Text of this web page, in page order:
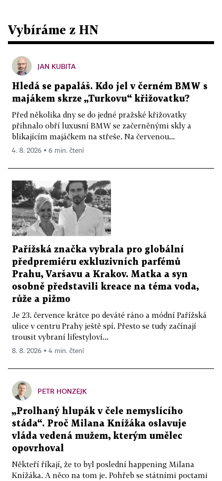
Vybíráme z HN
JAN KUBITA
Hledá se papaláš. Kdo jel v černém BMW s
majákem skrze „Turkovu“ křižovatku?
Před několika dny se do jedné pražské křižovatky
přihnalo obří luxusní BMW se začerněnými skly a
blikajícím majáčkem na střeše. Na červenou...
4. 8. 2026 ▪ 6 min. čtení
Pařížská značka vybrala pro globální
předpremiéru exkluzivních parfémů
Prahu, Varšavu a Krakov. Matka a syn
osobně představili kreace na téma voda,
růže a pižmo
Je 23. července krátce po deváté ráno a módní Pařížská
ulice v centru Prahy ještě spí. Přesto se tudy začínají
trousit vybraní lifestyloví...
8. 8. 2026 ▪ 4 min. čtení
PETR HONZEJK
„Prolhaný hlupák v čele nemyslícího
stáda“. Proč Milana Knížáka oslavuje
vláda vedená mužem, kterým umělec
opovrhoval
Někteří říkají, že to byl poslední happening Milana
Knížáka. A něco na tom je. Pohřeb se státními poctami